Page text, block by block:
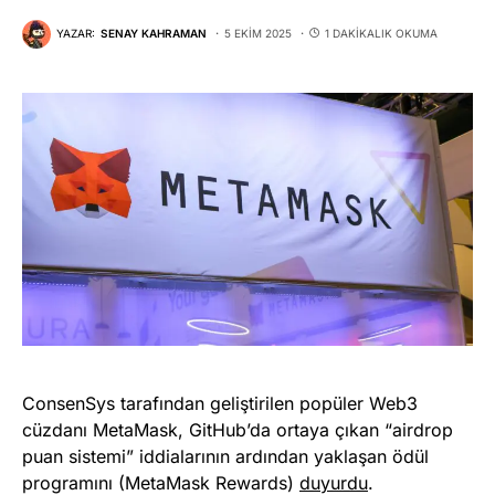
YAZAR: SENAY KAHRAMAN 5 EKIM 2025 1 DAKIKALIK OKUMA
ConsenSys tarafından geliştirilen popüler Web3
cüzdanı MetaMask, GitHub’da ortaya çıkan “airdrop
puan sistemi” iddialarının ardından yaklaşan ödül
programını (MetaMask Rewards) duyurdu.